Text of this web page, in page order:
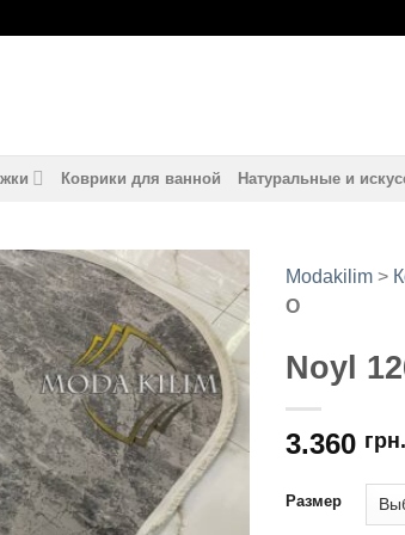
Коврики для ванной Натуральные и
Modakilim >
O
Noyl
3.360 грн.
Размер